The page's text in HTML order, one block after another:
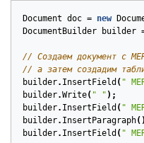
Document doc = new
DocumentBuilder
builder
// Создаем документ с
// а затем создадим
builder. InsertField ( "
builder.Write( " " );
builder. InsertField ( "
builder. InsertParagraph
builder. InsertField ( "